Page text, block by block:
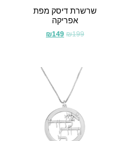
שרשרת דיסק מפת
אפריקה
₪199
₪149